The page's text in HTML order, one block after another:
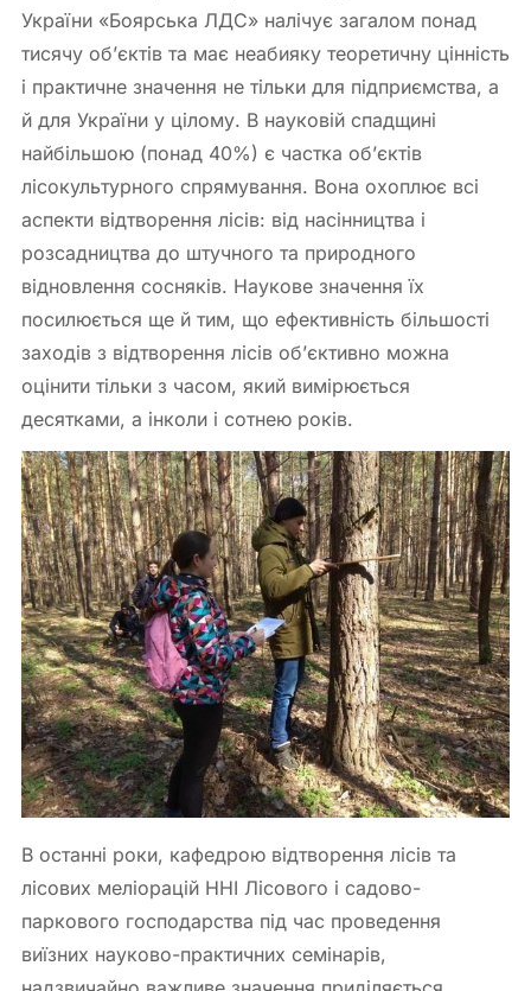
України «Боярська ЛДС» налічує загалом понад
тисячу об’єктів та має неабияку теоретичну цінність
і практичне значення не тільки для підприємства, а
й для України у цілому. В науковій спадщині
найбільшою (понад 40%) є частка об’єктів
лісокультурного спрямування. Вона охоплює всі
аспекти відтворення лісів: від насінництва і
розсадництва до штучного та природного
відновлення сосняків. Наукове значення їх
посилюється ще й тим, що ефективність більшості
заходів з відтворення лісів об’єктивно можна
оцінити тільки з часом, який вимірюється
десятками, а інколи і сотнею років.
В останні роки, кафедрою відтворення лісів та
лісових меліорацій ННІ Лісового і садово-
паркового господарства під час проведення
виїзних науково-практичних семінарів,